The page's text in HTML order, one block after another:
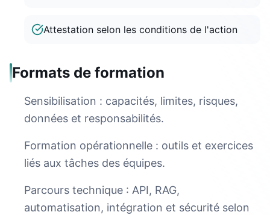
Attestation selon les conditions de l'action
Formats de formation
Sensibilisation : capacités, limites, risques,
données et responsabilités.
Formation opérationnelle : outils et exercices
liés aux tâches des équipes.
Parcours technique : API, RAG,
automatisation, intégration et sécurité selon